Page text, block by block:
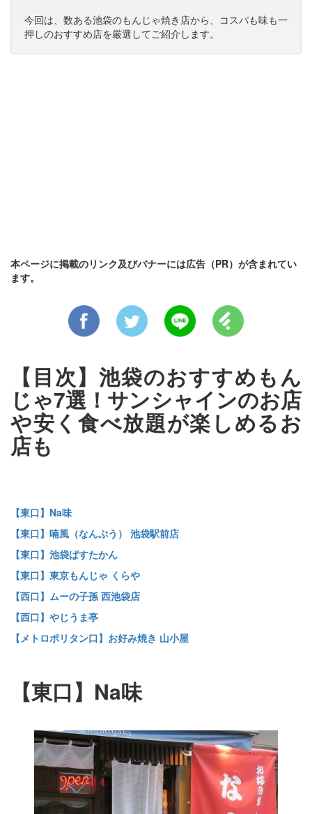
今回は、数ある池袋のもんじゃ焼き店から、コスパも味も一
押しのおすすめ店を厳選してご紹介します。
本ページに掲載のリンク及びバナーには広告（PR）が含まれてい
ます。
【目次】池袋のおすすめもん
じゃ7選！サンシャインのお店
や安く食べ放題が楽しめるお
店も
【東口】Na味
【東口】喃風（なんぷう） 池袋駅前店
【東口】池袋ぱすたかん
【東口】東京もんじゃ くらや
【西口】ムーの子孫 西池袋店
【西口】やじうま亭
【メトロポリタン口】お好み焼き 山小屋
【東口】Na味